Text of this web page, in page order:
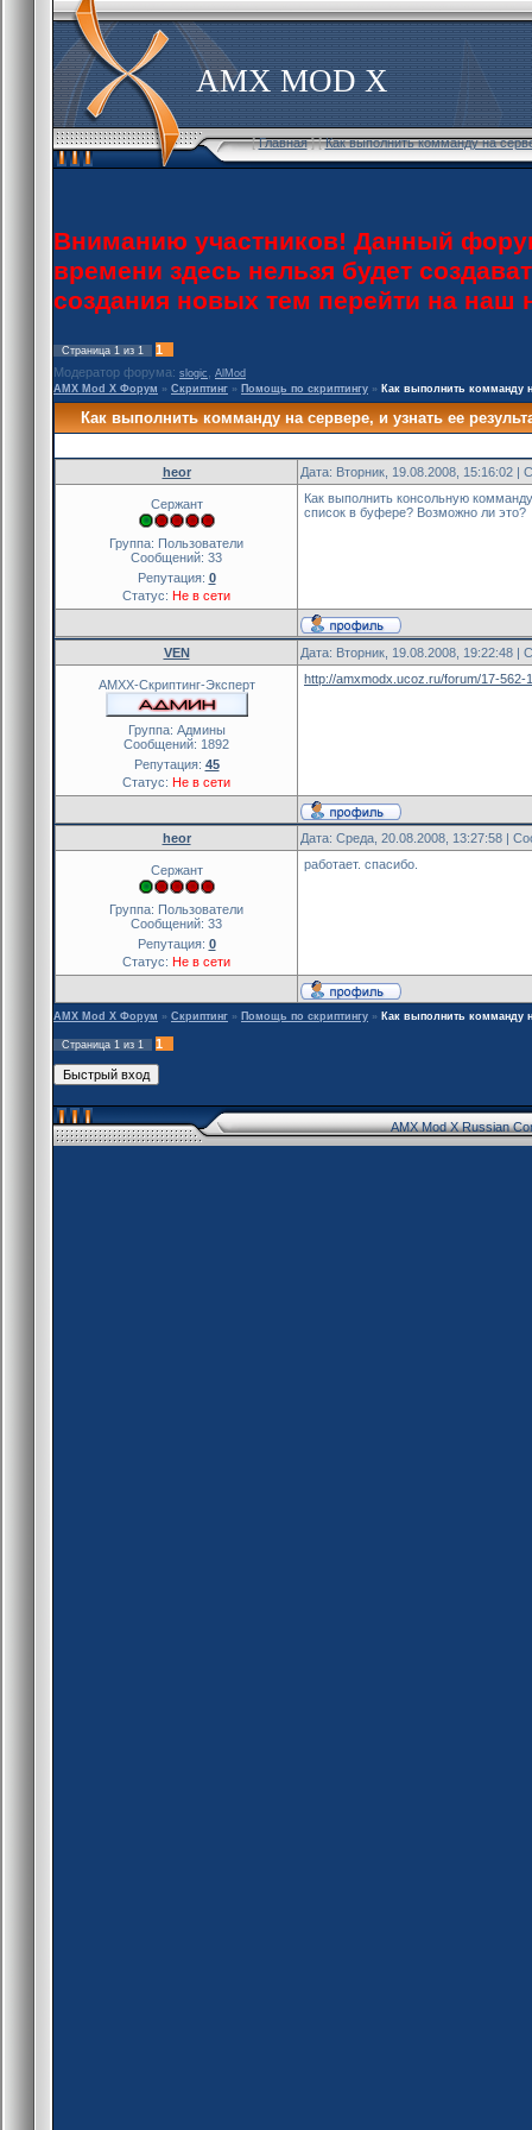
AMX MOD X
[Главная] [Как выполнить комманду на
Вниманию участников! Данный
времени здесь нельзя будет
создания новых тем перейти на
Страница 1 из 1
1
Модератор форума: slogic
AlMod
AMX Mod X Форум » Скриптинг » Помощь по скриптингу » Как выполнить комманду
Как выполнить комманду на сервере, и узнать ее
heor Дата: Вторник, 19.08.2008, 15:16:02 |
Сержант
Группа: Пользователи
Сообщений: 33
Репутация: 0
Статус: Не в сети
Как выполнить консольную
список в буфере? Возможно ли это?
VEN Дата: Вторник, 19.08.2008, 19:22:48 |
AMXX-Скриптинг-Эксперт
Группа: Админы
Сообщений: 1892
Репутация: 45
Статус: Не в сети
http://amxmodx.ucoz.ru/forum/17-562-1
heor Дата: Среда, 20.08.2008, 13:27:58 |
Сержант
Группа: Пользователи
Сообщений: 33
Репутация: 0
Статус: Не в сети
работает. спасибо.
AMX Mod X Форум » Скриптинг » Помощь по скриптингу » Как выполнить комманду
Страница 1 из 1 1
AMX Mod X Russian